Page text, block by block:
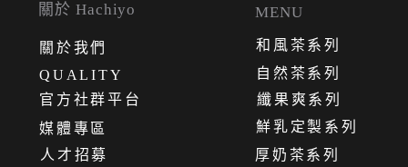
人才招募
關於 Hachiyo
關 於我們
QUALITY
官方社群平台
媒體專區
厚奶茶系列
鮮乳定製系列
纖果爽系列
自然茶系列
和風茶系列
MENU